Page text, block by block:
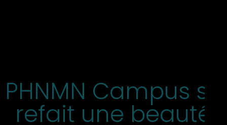
PHNMN Campus se
refait une beauté